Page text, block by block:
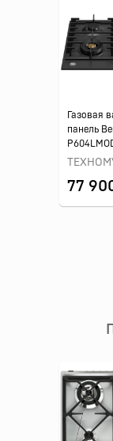
Газовая
панель
77